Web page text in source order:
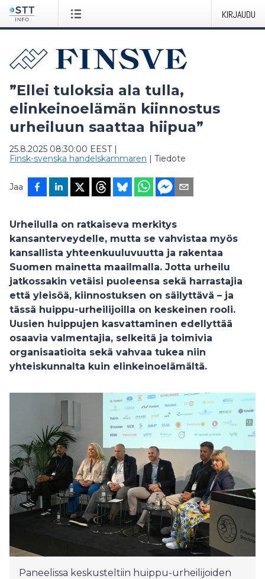
KIRJAUDU
”Ellei tuloksia ala tulla,
elinkeinoelämän kiinnostus
urheiluun saattaa hiipua”
25.8.2025 08:30:00 EEST|
Finsk-svenska handelskammaren | Tiedote
Jaa
Urheilulla on ratkaiseva merkitys
kansanterveydelle, mutta se vahvistaa myös
kansallista yhteenkuuluvuutta ja rakentaa
Suomen mainetta maailmalla. Jotta urheilu
jatkossakin vetäisi puoleensa sekä harrastajia
että yleisöä, kiinnostuksen on säilyttävä – ja
tässä huippu-urheilijoilla on keskeinen rooli.
Uusien huippujen kasvattaminen edellyttää
osaavia valmentajia, selkeitä ja toimivia
organisaatioita sekä vahvaa tukea niin
yhteiskunnalta kuin elinkeinoelämältä.
Paneelissa keskusteltiin huippu-urheilijoiden